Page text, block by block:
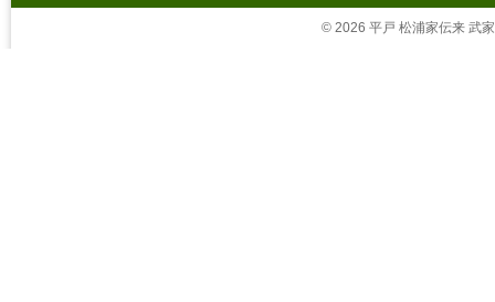
© 2026 平戸 松浦家伝来 武